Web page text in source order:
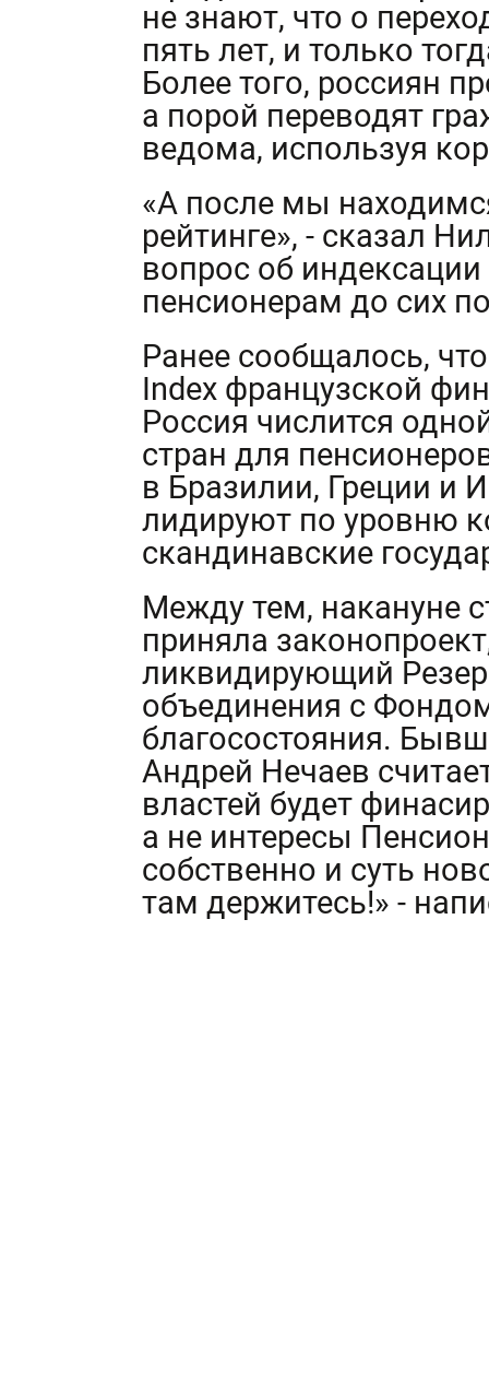
не знают, что о
пять лет, и только
Более того, россиян
а порой переводят
ведома, используя
«А после мы
рейтинге», - сказал
вопрос об
пенсионерам до сих
Ранее сообщалось,
Index французской
Россия числится
стран для
в Бразилии, Греции и
лидируют по уровню
скандинавские
Между тем, накануне
приняла
ликвидирующий
объединения с
благосостояния.
Андрей Нечаев
властей будет
а не интересы
собственно и суть
там держитесь!» -